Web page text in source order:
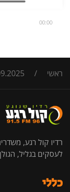
00:00
ראשי /
05.09.2025 |
רדיו קול רגע,
לעסקים בגליל,
כללי